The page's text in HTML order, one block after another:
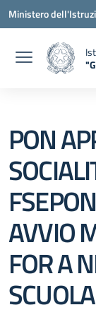
Vai ai contenuti
Vai al menu di
Vai al footer
Ministero
PON
AVVIO
FOR A